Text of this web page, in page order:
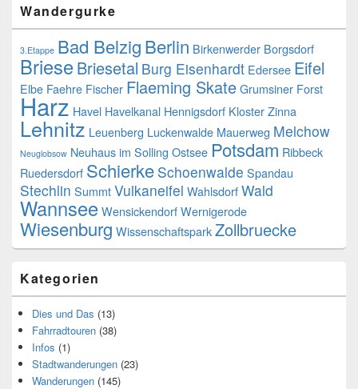
Wandergurke
3.Etappe Bad BelzigBerlin Birkenwerder Borgsdorf
BrieseBriesetal Burg Eisenhardt Edersee Eifel
Elbe Faehre Fischer Flaeming SkateGrumsiner Forst
Harz Havel Havelkanal Hennigsdorf Kloster Zinna
Lehnitz Leuenberg Luckenwalde Mauerweg Melchow
Neuglobsow Neuhaus im Solling Ostsee Potsdam Ribbeck
Ruedersdorf Schierke Schoenwalde Spandau
Stechlin SummtVulkaneifel WahlsdorfWald
WannseeWensickendorfWernigerode
Wiesenburg WissenschaftsparkZollbruecke
Kategorien
Dies und Das (13)
Fahrradtouren (38)
Infos (1)
Stadtwanderungen (23)
Wanderungen (145)